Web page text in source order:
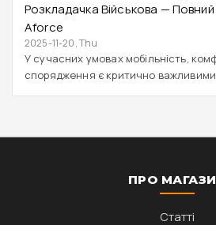
Розкладачка Військова —
Aforce
2025-11-20, Thu
У сучасних умовах мобільність,
спорядження є критично
ПРО
Статті